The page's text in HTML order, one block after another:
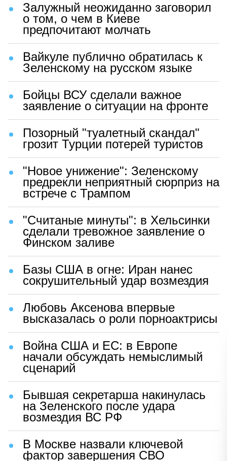
Залужный неожиданно заговорил
о том, о чем в Киеве
предпочитают молчать
Вайкуле публично обратилась к
Зеленскому на русском языке
Бойцы ВСУ сделали важное
заявление о ситуации на фронте
Позорный "туалетный скандал"
грозит Турции потерей туристов
"Новое унижение": Зеленскому
предрекли неприятный сюрприз на
встрече с Трампом
"Считаные минуты": в Хельсинки
сделали тревожное заявление о
Финском заливе
Базы США в огне: Иран нанес
сокрушительный удар возмездия
Любовь Аксенова впервые
высказалась о роли порноактрисы
Война США и ЕС: в Европе
начали обсуждать немыслимый
сценарий
Бывшая секретарша накинулась
на Зеленского после удара
возмездия ВС РФ
В Москве назвали ключевой
фактор завершения СВО